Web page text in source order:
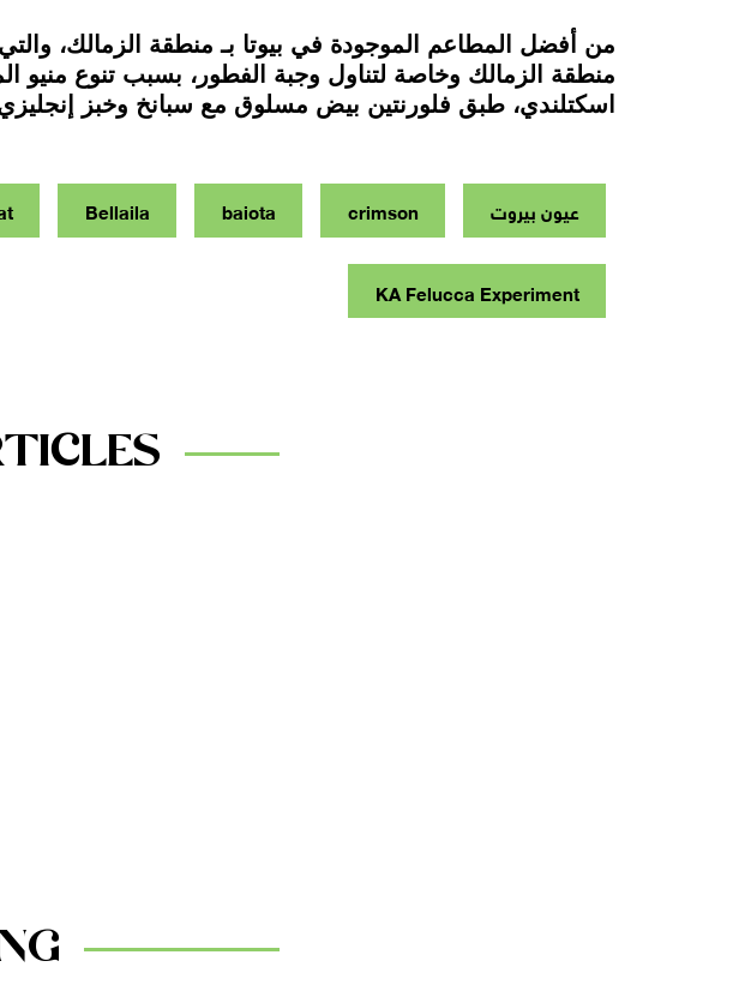
منطقة الزمالك وخاصة لتناول وجبة الفطور، بسبب تنوع منيو
اسكتلندي، طبق فلورنتين بيض مسلوق مع سبانخ وخبز
عيون بيروت crimson
baiota
Bellaila
KA Felucca Experiment